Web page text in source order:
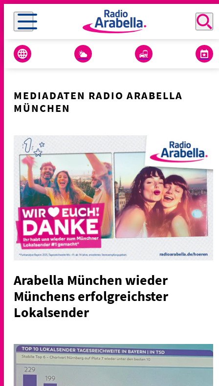
MEDIADATEN RADIO ARABELLA
MÜNCHEN
Arabella München wieder
Münchens erfolgreichster
Lokalsender